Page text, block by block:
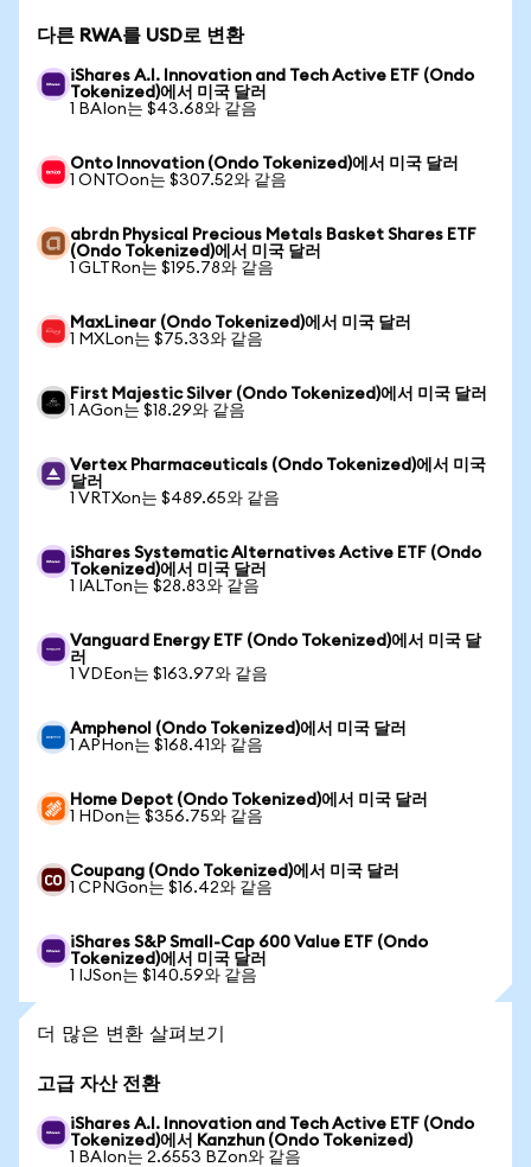
다른 RWA를 USD로 변환
iShares A.I. Innovation and Tech Active ETF (Ondo
Tokenized)에서 미국 달러
1 BAIon는 $43.68와 같음
Onto Innovation (Ondo Tokenized)에서 미국 달러
1 ONTOon는 $307.52와 같음
abrdn Physical Precious Metals Basket Shares ETF
(Ondo Tokenized)에서 미국 달러
1 GLTRon는 $195.78와 같음
MaxLinear (Ondo Tokenized)에서 미국 달러
1 MXLon는 $75.33와 같음
First Majestic Silver (Ondo Tokenized)에서 미국 달러
1 AGon는 $18.29와 같음
Vertex Pharmaceuticals (Ondo Tokenized)에서 미국
달러
1 VRTXon는 $489.65와 같음
iShares Systematic Alternatives Active ETF (Ondo
Tokenized)에서 미국 달러
1 IALTon는 $28.83와 같음
Vanguard Energy ETF (Ondo Tokenized)에서 미국 달
러
1 VDEon는 $163.97와 같음
Amphenol (Ondo Tokenized)에서 미국 달러
1 APHon는 $168.41와 같음
Home Depot (Ondo Tokenized)에서 미국 달러
1 HDon는 $356.75와 같음
Coupang (Ondo Tokenized)에서 미국 달러
1 CPNGon는 $16.42와 같음
iShares S&P Small-Cap 600 Value ETF (Ondo
Tokenized)에서 미국 달러
1 IJSon는 $140.59와 같음
더 많은 변환 살펴보기
고급 자산 전환
iShares A.I. Innovation and Tech Active ETF (Ondo
Tokenized)에서 Kanzhun (Ondo Tokenized)
1 BAIon는 2.6553 BZon와 같음